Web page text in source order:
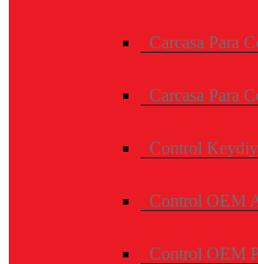
Carcasa Para
Carcasa Para
Control Keydiy
Control OEM
Control OEM